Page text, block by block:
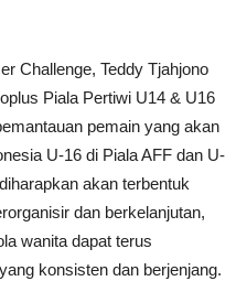
Challenge, Teddy Tjahjono
Piala Pertiwi U14 & U16
pemain yang akan
U-16 di Piala AFF dan U-
akan terbentuk
dan berkelanjutan,
wanita dapat terus
konsisten dan berjenjang.